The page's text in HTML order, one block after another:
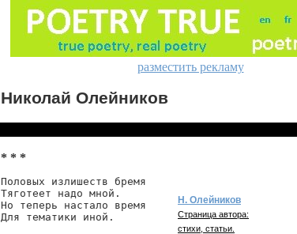
разместить рекламу
Николай Олейников
* * *
Половых излишеств бремя
Тяготеет надо мной.
Но теперь настало время
Для тематики иной.
Н. Олейников
Страница автора:
стихи, статьи.